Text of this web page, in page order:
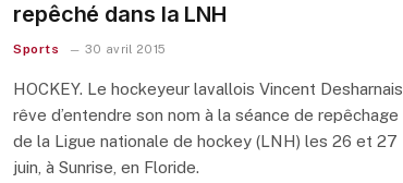
repêché dans la LNH
Sports 30 avril 2015
HOCKEY. Le hockeyeur lavallois Vincent Desharnais
rêve d’entendre son nom à la séance de repêchage
de la Ligue nationale de hockey (LNH) les 26 et 27
juin, à Sunrise, en Floride.